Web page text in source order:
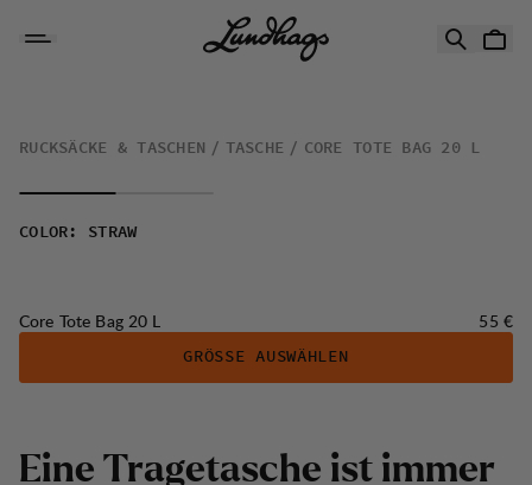
RUCKSÄCKE & TASCHEN TASCHE CORE TOTE BAG 20 L
COLOR : STRAW
Core Tote Bag 20 L Preis:
55 €
GRÖSSE AUSWÄHLEN
Eine Tragetasche ist immer